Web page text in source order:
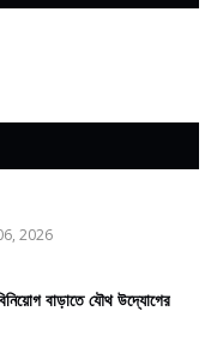
2026
বাড়াতে যৌথ উদ্যোগের